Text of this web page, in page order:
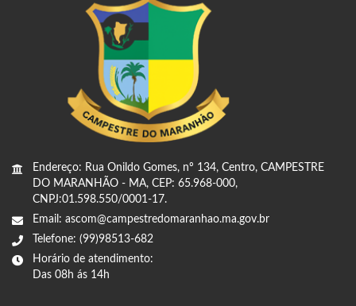
Endereço: Rua Onildo Gomes, nº 134, Centro, CAMPESTRE
DO MARANHÃO - MA, CEP: 65.968-000,
CNPJ:01.598.550/0001-17.
Email: ascom@campestredomaranhao.ma.gov.br
Telefone: (99)98513-682
Horário de atendimento:
Das 08h ás 14h